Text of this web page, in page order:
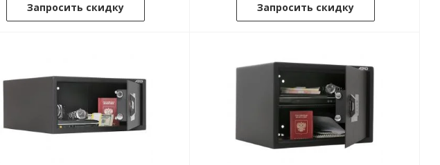
Запросить скидку Запросить скидку